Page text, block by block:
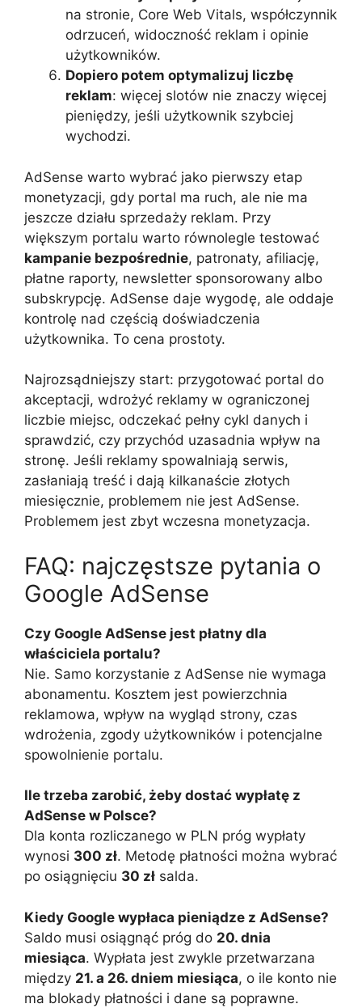
na stronie, Core Web Vitals, współczynnik
odrzuceń, widoczność reklam i opinie
użytkowników.
Dopiero potem optymalizuj liczbę
reklam: więcej slotów nie znaczy więcej
pieniędzy, jeśli użytkownik szybciej
wychodzi.
AdSense warto wybrać jako pierwszy etap
monetyzacji, gdy portal ma ruch, ale nie ma
jeszcze działu sprzedaży reklam. Przy
większym portalu warto równolegle testować
kampanie bezpośrednie, patronaty, afiliację,
płatne raporty, newsletter sponsorowany albo
subskrypcję. AdSense daje wygodę, ale oddaje
kontrolę nad częścią doświadczenia
użytkownika. To cena prostoty.
Najrozsądniejszy start: przygotować portal do
akceptacji, wdrożyć reklamy w ograniczonej
liczbie miejsc, odczekać pełny cykl danych i
sprawdzić, czy przychód uzasadnia wpływ na
stronę. Jeśli reklamy spowalniają serwis,
zasłaniają treść i dają kilkanaście złotych
miesięcznie, problemem nie jest AdSense.
Problemem jest zbyt wczesna monetyzacja.
FAQ: najczęstsze pytania o
Google AdSense
Czy Google AdSense jest płatny dla
właściciela portalu?
Nie. Samo korzystanie z AdSense nie wymaga
abonamentu. Kosztem jest powierzchnia
reklamowa, wpływ na wygląd strony, czas
wdrożenia, zgody użytkowników i potencjalne
spowolnienie portalu.
Ile trzeba zarobić, żeby dostać wypłatę z
AdSense w Polsce?
Dla konta rozliczanego w PLN próg wypłaty
wynosi 300 zł. Metodę płatności można wybrać
po osiągnięciu 30 zł salda.
Kiedy Google wypłaca pieniądze z AdSense?
Saldo musi osiągnąć próg do 20. dnia
miesiąca. Wypłata jest zwykle przetwarzana
między 21. a 26. dniem miesiąca, o ile konto nie
ma blokady płatności i dane są poprawne.